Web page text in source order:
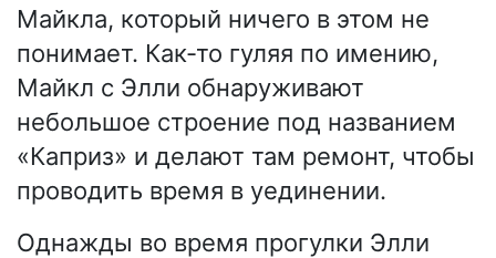
Майкла, который ничего в этом не
понимает. Как-то гуляя по имению,
Майкл с Элли обнаруживают
небольшое строение под названием
«Каприз» и делают там ремонт, чтобы
проводить время в уединении.
Однажды во время прогулки Элли